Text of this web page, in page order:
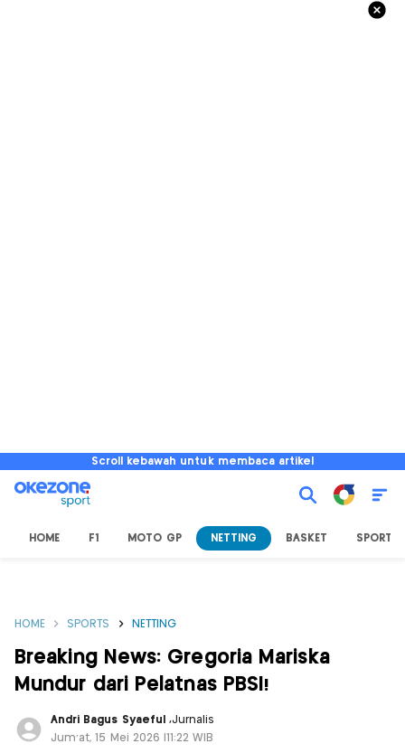
Scroll kebawah untuk membaca artikel
HOME F1 MOTO GP NETTING BASKET SPORT
HOME SPORTS NETTING
Breaking News: Gregoria Mariska
Mundur dari Pelatnas PBSI!
Andri Bagus Syaeful ,Jurnalis
Jum'at, 15 Mei 2026 |11:22 WIB